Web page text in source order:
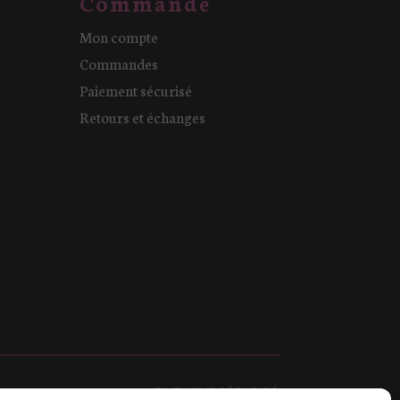
Mon compte
Commandes
Paiement sécurisé
Retours et échanges